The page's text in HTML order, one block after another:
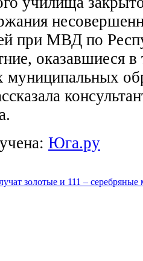
при МВД по
оказавшиеся
муниципальных
Юга.ру
золотые и 111 – серебряные